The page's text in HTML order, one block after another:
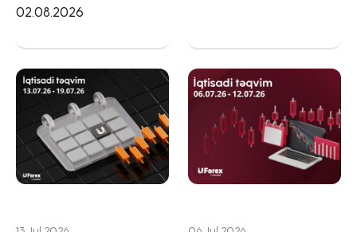
02.08.2026